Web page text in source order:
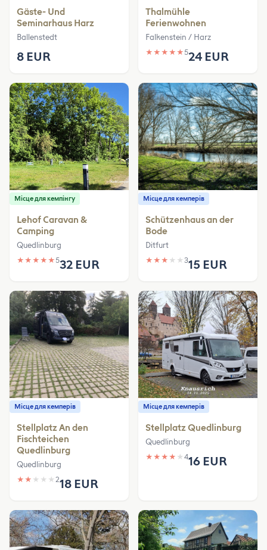
Gäste- Und
Seminarhaus Harz
Ballenstedt
8 EUR
Thalmühle
Ferienwohnen
Falkenstein / Harz
★ ★ ★ ★ ★524 EUR
Місце для кемпінгу
Lehof Caravan &
Camping
Quedlinburg
★ ★ ★ ★ ★532 EUR
Місце для кемперів
Schützenhaus an der
Bode
Ditfurt
★ ★ ★ ★ ★ 315 EUR
Місце для кемперів
Stellplatz An den
Fischteichen
Quedlinburg
Quedlinburg
★ ★ ★ ★ ★ 218 EUR
Місце для кемперів
Stellplatz Quedlinburg
Quedlinburg
★ ★ ★ ★ ★ 416 EUR